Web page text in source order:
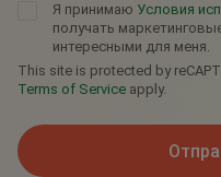
Я принимаю Условия
получать
интересными для меня.
This site is protected by
Terms of Service apply.